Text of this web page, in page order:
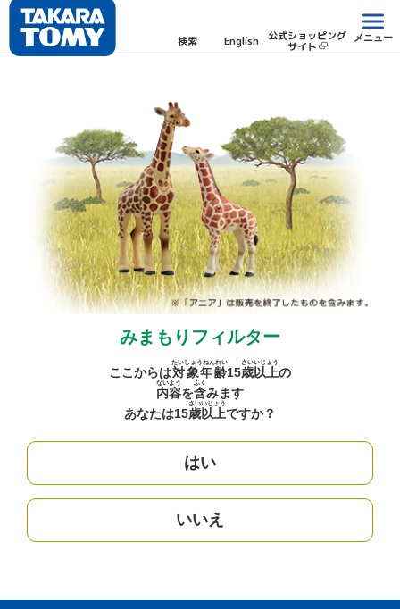
検索 English 公式ショッピング
サイト
メニュー
みまもりフィルター
ここからは対象年齢
たいしょうねんれい
15歳
さい
以上
いじょう
の
内容
ないよう
を含
ふく
みます
あなたは15歳
さい
以上
いじょう
ですか？
はい
いいえ